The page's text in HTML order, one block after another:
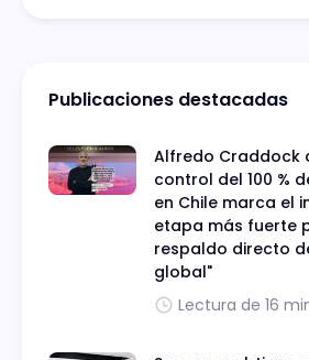
Publicaciones destacadas
Alfredo Craddock
control del 100 %
en Chile marca el
etapa más fuerte
respaldo directo
global"
Lectura de 16